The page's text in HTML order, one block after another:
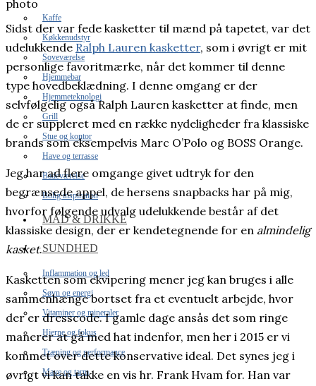
Kaffe
Køkkenudstyr
Soveværelse
Hjemmebar
Hjemmeteknologi
Grill
Stue og kontor
Have og terrasse
Badeværelse
Bolig inspiration
MAD & DRIKKE
SUNDHED
Inflammation og led
Søvn og energi
Vitaminer og mineraler
Hjerne og fokus
Træning og performance
Mave og tarm
Sidst der var fede kasketter til mænd på tapetet, var det
udelukkende Ralph Lauren kasketter, som i øvrigt er mit
personlige favoritmærke, når det kommer til denne
type hovedbeklædning. I denne omgang er der
selvfølgelig også Ralph Lauren kasketter at finde, men
de er suppleret med en række nydeligheder fra klassiske
brands som eksempelvis Marc O’Polo og BOSS Orange.
Jeg har ad flere omgange givet udtryk for den
begrænsede appel, de hersens snapbacks har på mig,
hvorfor følgende udvalg udelukkende består af det
klassiske design, der er kendetegnende for en almindelig
kasket.
Kasketten som ekvipering mener jeg kan bruges i alle
sammenhænge bortset fra et eventuelt arbejde, hvor
der er dresscode. I gamle dage ansås det som ringe
manerer at gå med hat indenfor, men her i 2015 er vi
kommet over dette konservative ideal. Det synes jeg i
øvrigt vi kan takke en vis hr. Frank Hvam for. Han var